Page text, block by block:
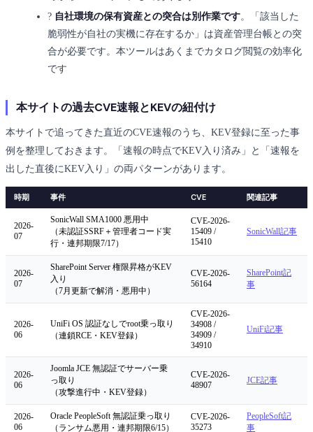
? 自社環境の保有資産との突合は別作業です。「該当した
脆弱性が自社の実機に存在するか」は資産管理台帳との突
合が必要です。本ツールはあくまでカタログ閲覧の効率化
です
本サイトの過去CVE速報とKEVの紐付け
本サイトで追ってきた直近のCVE速報のうち、KEV登録に至った事
例を整理しておきます。「速報の時点でKEV入り済み」と「速報を
出した直後にKEV入り」の両パターンがあります。
時期 事件 CVE 関連記事
2026-
07
SonicWall SMA1000 悪用中
（未認証SSRF＋管理者コード実
行・連邦期限7/17）
CVE-2026-
15409 /
15410
SonicWall記事
2026-
07
SharePoint Server 権限昇格がKEV
入り
（7月更新で解消・悪用中）
CVE-2026-
56164
SharePoint記
事
2026-
06
UniFi OS 認証なしでroot乗っ取り
（連鎖RCE・KEV登録）
CVE-2026-
34908 /
34909 /
34910
UniFi記事
2026-
06
Joomla JCE 無認証でサーバー乗
っ取り
（攻撃進行中・KEV登録）
CVE-2026-
48907
JCE記事
2026-
06
Oracle PeopleSoft 無認証乗っ取り
（ランサム悪用・連邦期限6/15）
CVE-2026-
35273
PeopleSoft記
事